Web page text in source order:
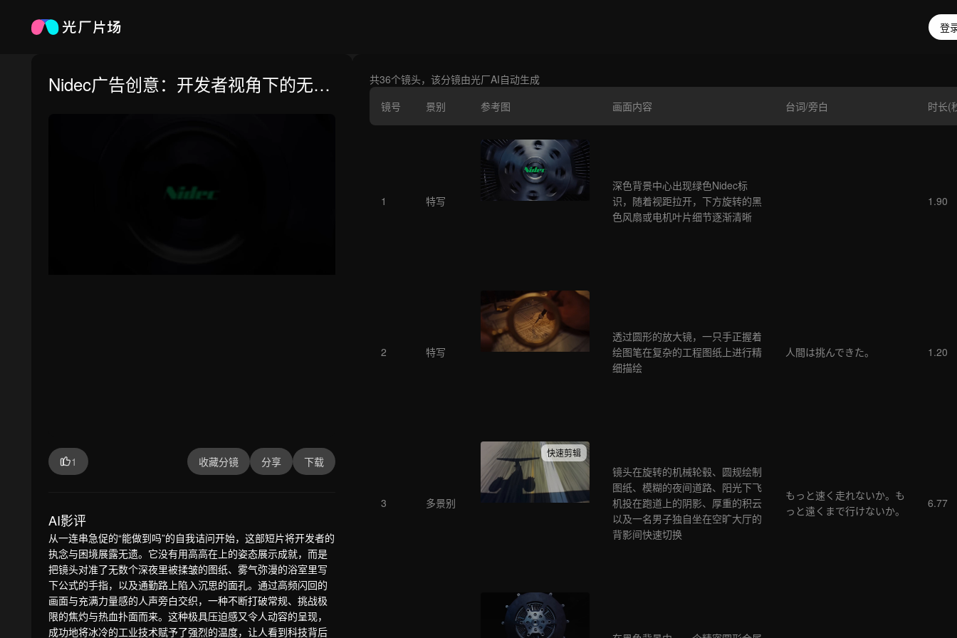
登
Nidec广告创意：开发者视角下的无限
1 收藏分镜 分享 下载
AI影评
从一连串急促的“能做到吗”的自我诘问开始，这部短片将开发者的
执念与困境展露无遗。它没有用高高在上的姿态展示成就，而是
把镜头对准了无数个深夜里被揉皱的图纸、雾气弥漫的浴室里写
下公式的手指，以及通勤路上陷入沉思的面孔。通过高频闪回的
画面与充满力量感的人声旁白交织，一种不断打破常规、挑战极
限的焦灼与热血扑面而来。这种极具压迫感又令人动容的呈现，
成功地将冰冷的工业技术赋予了强烈的温度，让人看到科技背后
共36个镜头，该分镜由光厂AI自动生成
镜号
景别 参考图 画面内容 台词/旁白 时长(
1 特写
深色背景中心出现绿色Nidec标
识，随着视距拉开，下方旋转的黑
色风扇或电机叶片细节逐渐清晰
1.90
2 特写
透过圆形的放大镜，一只手正握着
绘图笔在复杂的工程图纸上进行精
细描绘
人間は挑んできた。 1.20
3 多景别
快速剪辑
镜头在旋转的机械轮毂、圆规绘制
图纸、模糊的夜间道路、阳光下飞
机投在跑道上的阴影、厚重的积云
以及一名男子独自坐在空旷大厅的
背影间快速切换
もっと速く走れないか。も
っと遠くまで行けないか。
6.77